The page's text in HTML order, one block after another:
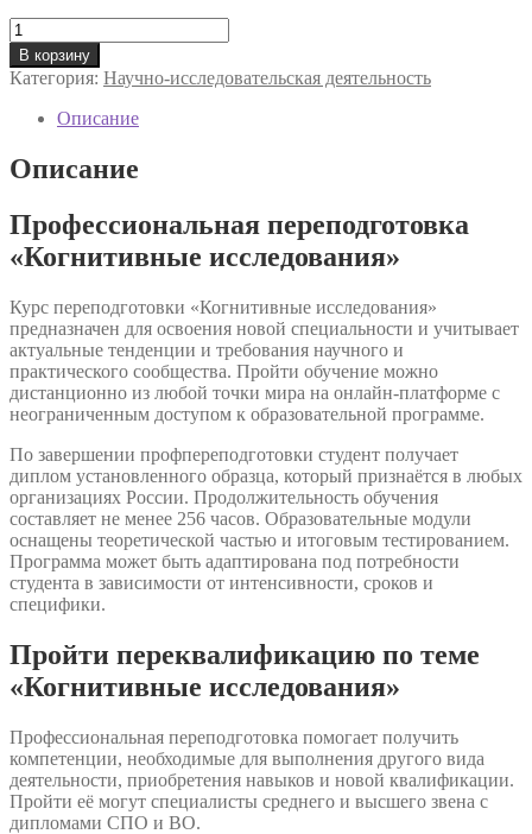
Количество
товара
Профессиональная
переподготовка
«Когнитивные
исследования»
В корзину
Категория: Научно-исследовательская деятельность
Описание
Описание
Профессиональная переподготовка
«Когнитивные исследования»
Курс переподготовки «Когнитивные исследования»
предназначен для освоения новой специальности и учитывает
актуальные тенденции и требования научного и
практического сообщества. Пройти обучение можно
дистанционно из любой точки мира на онлайн-платформе с
неограниченным доступом к образовательной программе.
По завершении профпереподготовки студент получает
диплом установленного образца, который признаётся в любых
организациях России. Продолжительность обучения
составляет не менее 256 часов. Образовательные модули
оснащены теоретической частью и итоговым тестированием.
Программа может быть адаптирована под потребности
студента в зависимости от интенсивности, сроков и
специфики.
Пройти переквалификацию по теме
«Когнитивные исследования»
Профессиональная переподготовка помогает получить
компетенции, необходимые для выполнения другого вида
деятельности, приобретения навыков и новой квалификации.
Пройти её могут специалисты среднего и высшего звена с
дипломами СПО и ВО.